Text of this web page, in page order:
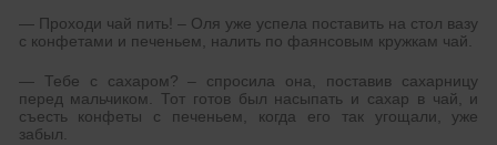
— Проходи чай пить! – Оля уже успела поставить на стол вазу
с конфетами и печеньем, налить по фаянсовым кружкам чай.
— Тебе с сахаром? – спросила она, поставив сахарницу
перед мальчиком. Тот готов был насыпать и сахар в чай, и
съесть конфеты с печеньем, когда его так угощали, уже
забыл.